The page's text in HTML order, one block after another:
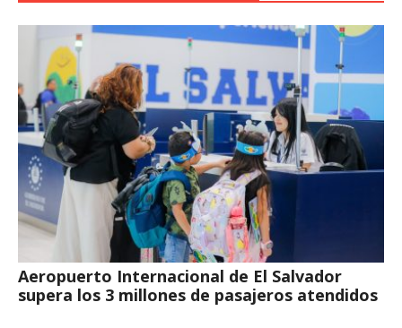
Aeropuerto Internacional de El Salvador
supera los 3 millones de pasajeros atendidos